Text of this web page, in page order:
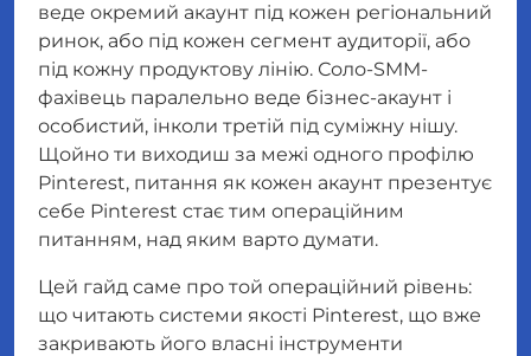
веде окремий акаунт під кожен регіональний
ринок, або під кожен сегмент аудиторії, або
під кожну продуктову лінію. Соло-SMM-
фахівець паралельно веде бізнес-акаунт і
особистий, інколи третій під суміжну нішу.
Щойно ти виходиш за межі одного профілю
Pinterest, питання як кожен акаунт презентує
себе Pinterest стає тим операційним
питанням, над яким варто думати.
Цей гайд саме про той операційний рівень:
що читають системи якості Pinterest, що вже
закривають його власні інструменти